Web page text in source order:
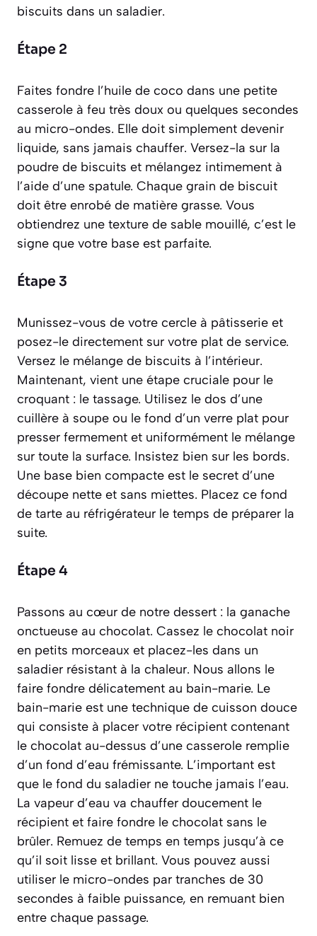
biscuits dans un saladier.
Étape 2
Faites fondre l’huile de coco dans une petite
casserole à feu très doux ou quelques secondes
au micro-ondes. Elle doit simplement devenir
liquide, sans jamais chauffer. Versez-la sur la
poudre de biscuits et mélangez intimement à
l’aide d’une spatule. Chaque grain de biscuit
doit être enrobé de matière grasse. Vous
obtiendrez une texture de sable mouillé, c’est le
signe que votre base est parfaite.
Étape 3
Munissez-vous de votre cercle à pâtisserie et
posez-le directement sur votre plat de service.
Versez le mélange de biscuits à l’intérieur.
Maintenant, vient une étape cruciale pour le
croquant : le tassage. Utilisez le dos d’une
cuillère à soupe ou le fond d’un verre plat pour
presser fermement et uniformément le mélange
sur toute la surface. Insistez bien sur les bords.
Une base bien compacte est le secret d’une
découpe nette et sans miettes. Placez ce fond
de tarte au réfrigérateur le temps de préparer la
suite.
Étape 4
Passons au cœur de notre dessert : la ganache
onctueuse au chocolat. Cassez le chocolat noir
en petits morceaux et placez-les dans un
saladier résistant à la chaleur. Nous allons le
faire fondre délicatement au bain-marie. Le
bain-marie est une technique de cuisson douce
qui consiste à placer votre récipient contenant
le chocolat au-dessus d’une casserole remplie
d’un fond d’eau frémissante. L’important est
que le fond du saladier ne touche jamais l’eau.
La vapeur d’eau va chauffer doucement le
récipient et faire fondre le chocolat sans le
brûler. Remuez de temps en temps jusqu’à ce
qu’il soit lisse et brillant. Vous pouvez aussi
utiliser le micro-ondes par tranches de 30
secondes à faible puissance, en remuant bien
entre chaque passage.